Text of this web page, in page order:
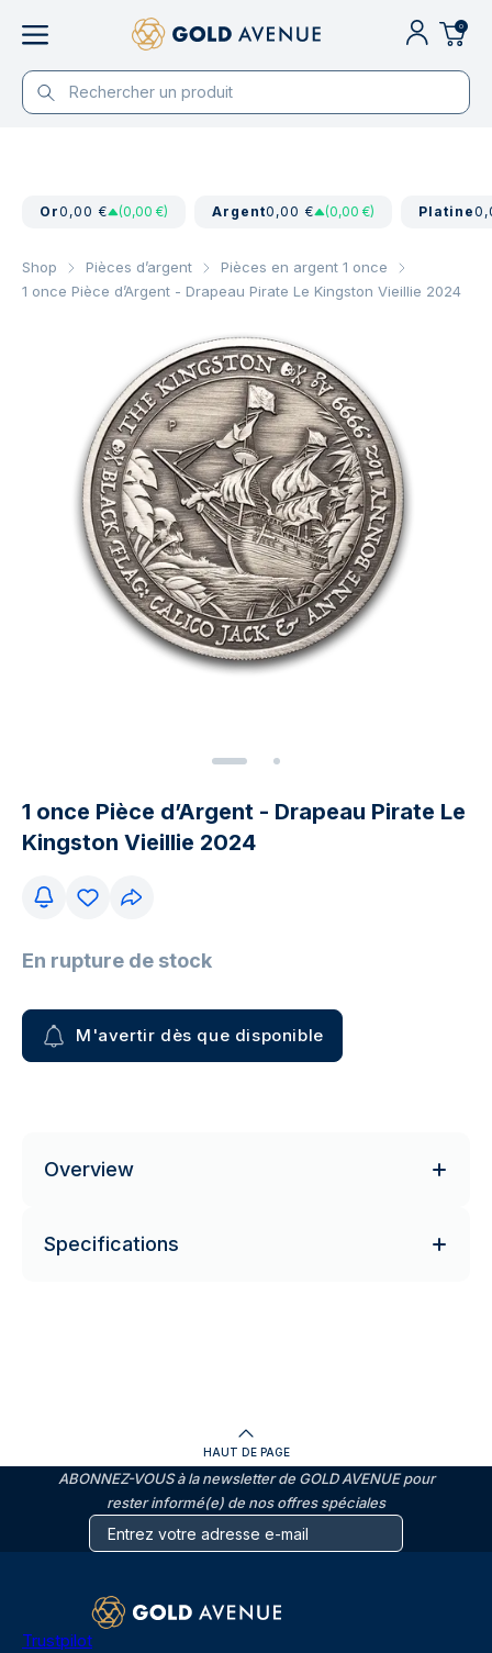
0
Or0,00 € (0,00 €) Argent0,00 € (0,00 €) Platine
Shop Pièces d’argent
Pièces en argent 1 once
1 once Pièce d’Argent - Drapeau Pirate Le Kingston Vieillie 2024
1 once Pièce d’Argent - Drapeau Pirate Le
Kingston Vieillie 2024
En rupture de stock
M'avertir dès que disponible
Overview
Specifications
HAUT DE PAGE
ABONNEZ-VOUS à la newsletter de GOLD AVENUE pour
rester informé(e) de nos offres spéciales
Trustpilot